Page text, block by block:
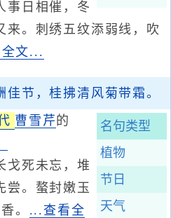
日相催，冬
来。刺绣五纹添弱线，吹
文...
佳节，桂拂清风菊带霜。
名句类型
植物
节日
天气
曹雪芹 的
死未忘，堆
尝。螯封嫩玉
。 ...查看全